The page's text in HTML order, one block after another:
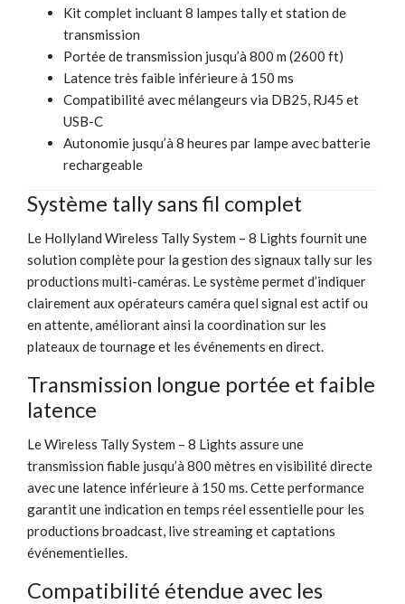
Kit complet incluant 8 lampes tally et station de
transmission
Portée de transmission jusqu’à 800 m (2600 ft)
Latence très faible inférieure à 150 ms
Compatibilité avec mélangeurs via DB25, RJ45 et
USB-C
Autonomie jusqu’à 8 heures par lampe avec batterie
rechargeable
Système tally sans fil complet
Le Hollyland Wireless Tally System – 8 Lights fournit une
solution complète pour la gestion des signaux tally sur les
productions multi-caméras. Le système permet d’indiquer
clairement aux opérateurs caméra quel signal est actif ou
en attente, améliorant ainsi la coordination sur les
plateaux de tournage et les événements en direct.
Transmission longue portée et faible
latence
Le Wireless Tally System – 8 Lights assure une
transmission fiable jusqu’à 800 mètres en visibilité directe
avec une latence inférieure à 150 ms. Cette performance
garantit une indication en temps réel essentielle pour les
productions broadcast, live streaming et captations
événementielles.
Compatibilité étendue avec les